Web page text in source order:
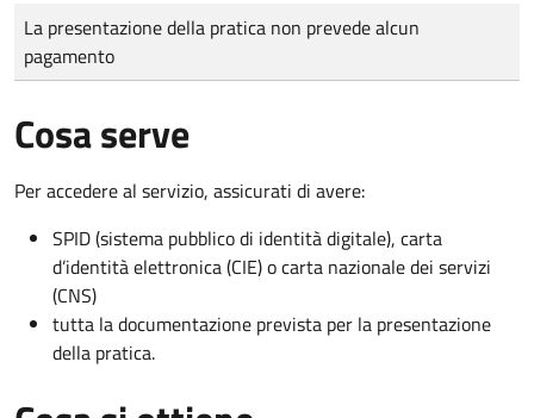
Tipo di pagamento
Importo
La presentazione della pratica non prevede alcun
pagamento
Cosa serve
Per accedere al servizio, assicurati di avere:
SPID (sistema pubblico di identità digitale), carta
d’identità elettronica (CIE) o carta nazionale dei servizi
(CNS)
tutta la documentazione prevista per la presentazione
della pratica.